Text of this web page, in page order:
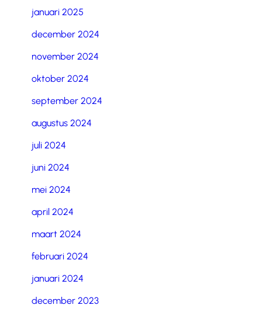
januari 2025
december 2024
november 2024
oktober 2024
september 2024
augustus 2024
juli 2024
juni 2024
mei 2024
april 2024
maart 2024
februari 2024
januari 2024
december 2023